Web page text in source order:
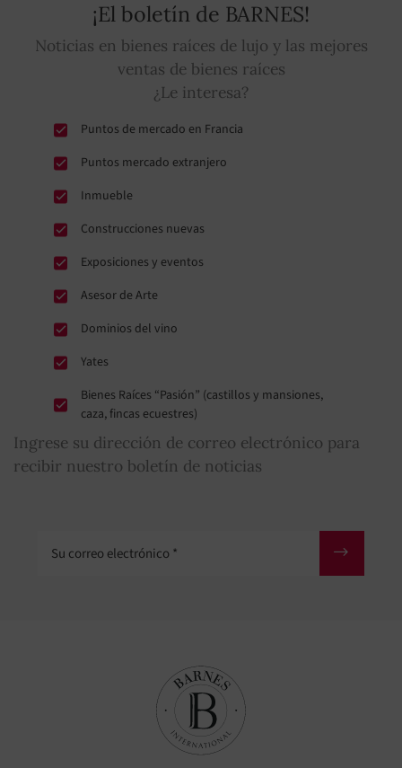
¡El boletín de BARNES!
Noticias en bienes raíces de lujo y las mejores
ventas de bienes raíces
¿Le interesa?
Puntos de mercado en Francia
Puntos mercado extranjero
Inmueble
Construcciones nuevas
Exposiciones y eventos
Asesor de Arte
Dominios del vino
Yates
Bienes Raíces “Pasión” (castillos y mansiones,
caza, fincas ecuestres)
Ingrese su dirección de correo electrónico para
recibir nuestro boletín de noticias